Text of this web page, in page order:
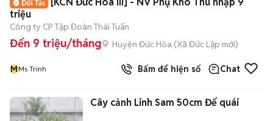
triệu
Công ty CP Tập Đoàn Thái Tuấn
Đến 9 triệu/tháng Huyện Đức Hòa (Xã Đức Lập mới)
MMs Trinh Bấm để hiện số Chat
Cây cảnh Linh Sam 50cm Đế quái